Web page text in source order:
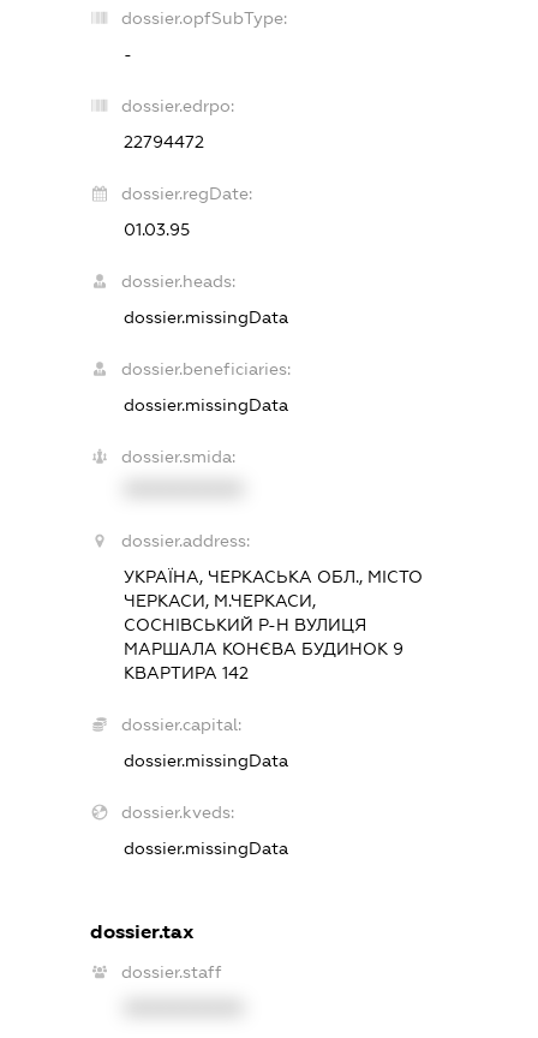
dossier.opfSubType:
-
dossier.edrpo:
22794472
dossier.regDate:
01.03.95
dossier.heads:
dossier.missingData
dossier.beneficiaries:
dossier.missingData
dossier.smida:
dossier.address:
УКРАЇНА, ЧЕРКАСЬКА ОБЛ., МІСТО
ЧЕРКАСИ, М.ЧЕРКАСИ,
СОСНІВСЬКИЙ Р-Н ВУЛИЦЯ
МАРШАЛА КОНЄВА БУДИНОК 9
КВАРТИРА 142
dossier.capital:
dossier.missingData
dossier.kveds:
dossier.missingData
dossier.tax
dossier.staff